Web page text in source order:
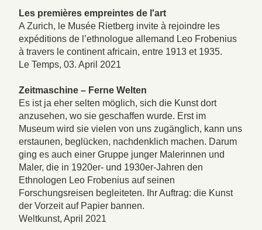
Les premières empreintes de l'art
A Zurich, le Musée Rietberg invite à rejoindre les
expéditions de l’ethnologue allemand Leo Frobenius
à travers le continent africain, entre 1913 et 1935.
Le Temps, 03. April 2021
Zeitmaschine – Ferne Welten
Es ist ja eher selten möglich, sich die Kunst dort
anzusehen, wo sie geschaffen wurde. Erst im
Museum wird sie vielen von uns zugänglich, kann uns
erstaunen, beglücken, nachdenklich machen. Darum
ging es auch einer Gruppe junger Malerinnen und
Maler, die in 1920er- und 1930er-Jahren den
Ethnologen Leo Frobenius auf seinen
Forschungsreisen begleiteten. Ihr Auftrag: die Kunst
der Vorzeit auf Papier bannen.
Weltkunst, April 2021